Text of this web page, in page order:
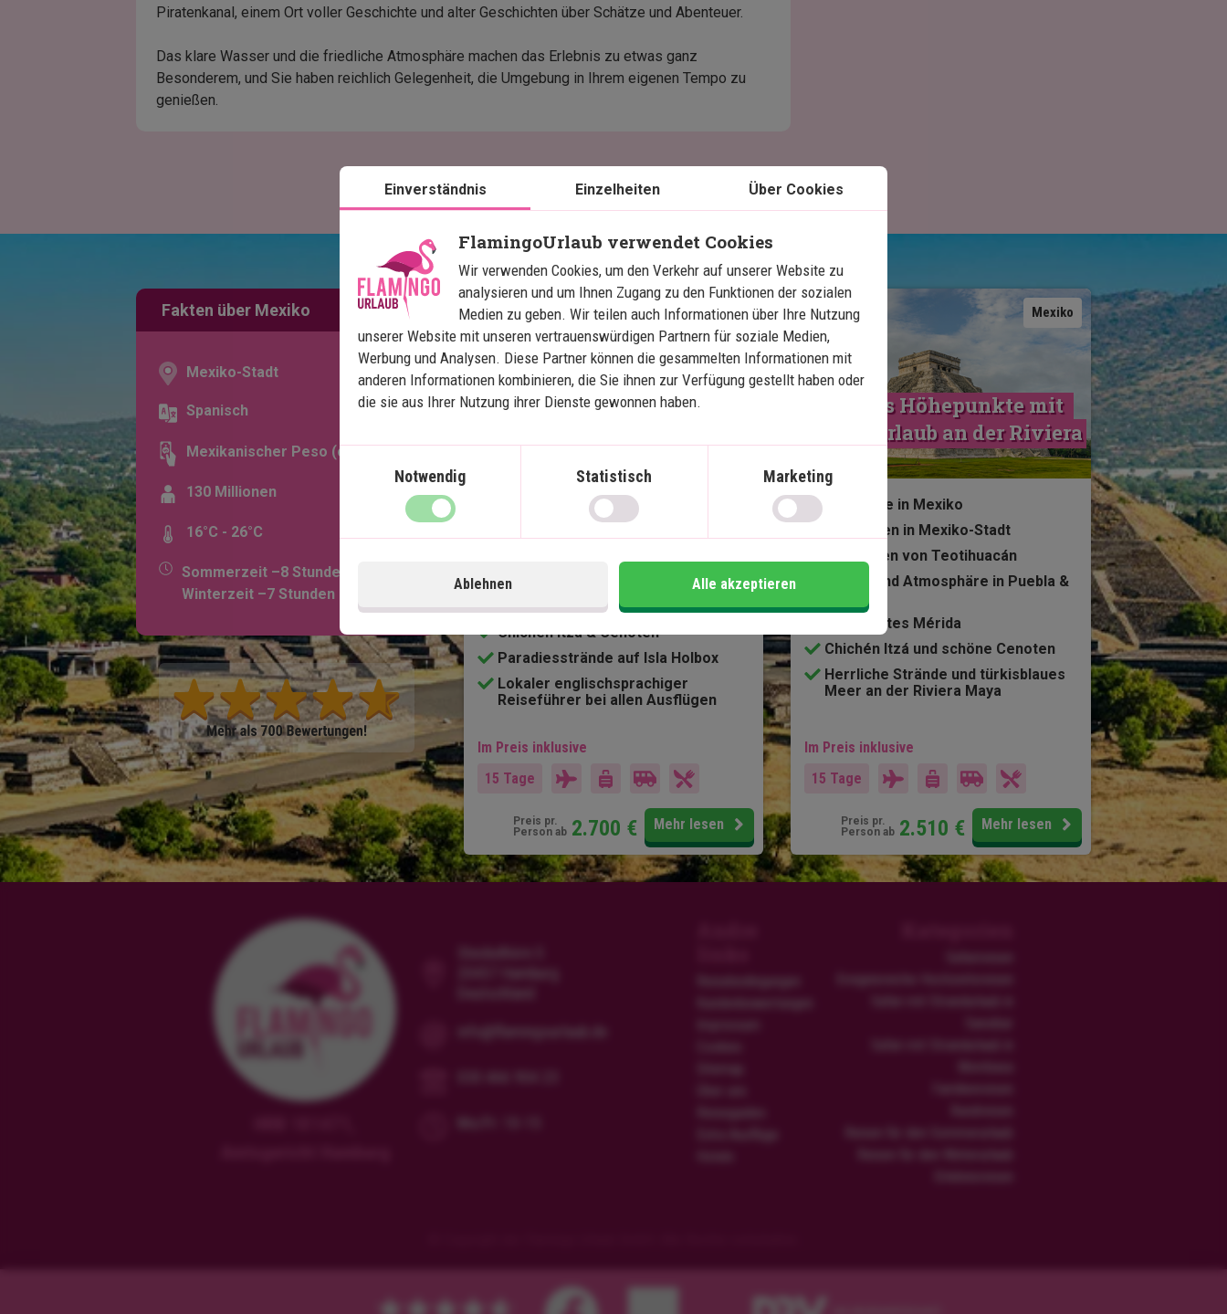
Piratenkanal, einem Ort voller Geschichte und alter Geschichten über Schätze und Abenteuer.
Das klare Wasser und die friedliche Atmosphäre machen das Erlebnis zu etwas ganz
Besonderem, und Sie haben reichlich Gelegenheit, die Umgebung in Ihrem eigenen Tempo zu
genießen.
Fakten über Mexiko
Mexiko-Stadt
Spanisch
Mexikanischer Peso (¢)
130 Millionen
16°C - 26°C
Sommerzeit –8 Stunden,
Winterzeit –7 Stunden
Mexiko
Karte ansehen
Mexikos Höhepunkte mit
13 Nächte Rundreise
Ruinen in Puebla & Oaxaca
Charmantes Mérida
Chichén Itzá & Cenoten
Paradiesstrände auf Isla Holbox
Lokaler englischsprachiger
Reiseführer bei allen Ausflügen
Im Preis inklusive
15 Tage
Preis pr.
Person ab 2.700 € Mehr lesen
Mexiko
Karte ansehen
Mexikos Höhepunkte mit
Strandurlaub an der Riviera
13 Nächte in Mexiko
Stadtleben in Mexiko-Stadt
Pyramiden von Teotihuacán
Ruinen und Atmosphäre in Puebla &
Charmantes Mérida
Chichén Itzá und schöne Cenoten
Herrliche Strände und türkisblaues
Meer an der Riviera Maya
Im Preis inklusive
15 Tage
Preis pr.
Person ab 2.510 € Mehr lesen
Einverständnis Einzelheiten Über Cookies
FlamingoUrlaub verwendet Cookies
Wir verwenden Cookies, um den Verkehr auf unserer Website zu
analysieren und um Ihnen Zugang zu den Funktionen der sozialen
Medien zu geben. Wir teilen auch Informationen über Ihre Nutzung
unserer Website mit unseren vertrauenswürdigen Partnern für soziale Medien,
Werbung und Analysen. Diese Partner können die gesammelten Informationen mit
anderen Informationen kombinieren, die Sie ihnen zur Verfügung gestellt haben oder
die sie aus Ihrer Nutzung ihrer Dienste gewonnen haben.
Notwendig Statistisch Marketing
Ablehnen Alle akzeptieren